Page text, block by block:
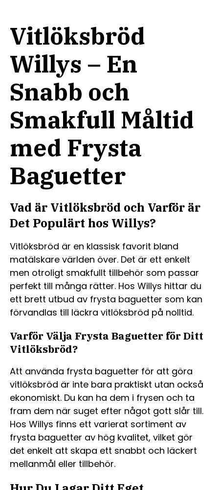
Vitlöksbröd
Willys – En
Snabb och
Smakfull Måltid
med Frysta
Baguetter
Vad är Vitlöksbröd och Varför är
Det Populärt hos Willys?
Vitlöksbröd är en klassisk favorit bland
matälskare världen över. Det är ett enkelt
men otroligt smakfullt tillbehör som passar
perfekt till många rätter. Hos Willys hittar du
ett brett utbud av frysta baguetter som kan
förvandlas till läckra vitlöksbröd på nolltid.
Varför Välja Frysta Baguetter för Ditt
Vitlöksbröd?
Att använda frysta baguetter för att göra
vitlöksbröd är inte bara praktiskt utan också
ekonomiskt. Du kan ha dem i frysen och ta
fram dem när suget efter något gott slår till.
Hos Willys finns ett varierat sortiment av
frysta baguetter av hög kvalitet, vilket gör
det enkelt att skapa ett snabbt och läckert
mellanmål eller tillbehör.